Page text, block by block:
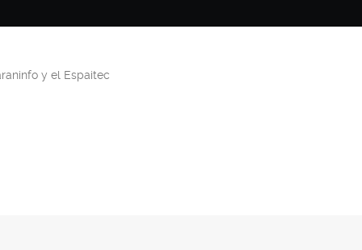
y el Espaitec